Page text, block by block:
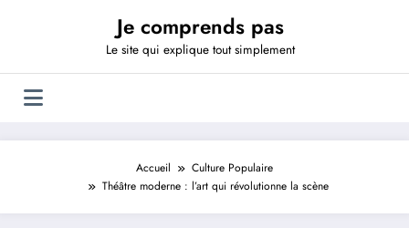
Je comprends pas
Le site qui explique tout simplement
Accueil
Culture Populaire
Théâtre moderne : l’art qui révolutionne la scène